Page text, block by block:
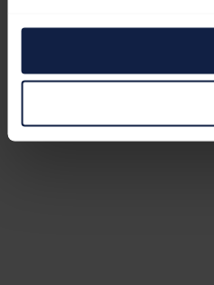
Las cookies de este sitio
pueden combinarla con otra